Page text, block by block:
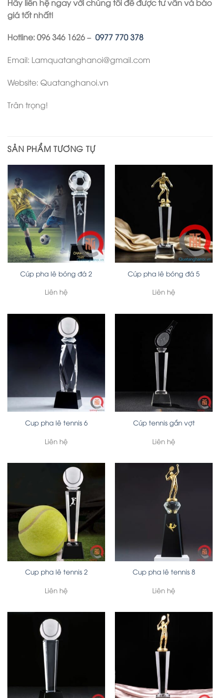
Hãy liên hệ ngay với chúng tôi để được tư vấn và báo
giá tốt nhất!
Hotline: 096 346 1626 – 0977 770 378
Email: Lamquatanghanoi@gmail.com
Website: Quatanghanoi.vn
Trân trọng!
SẢN PHẨM TƯƠNG TỰ
Cúp pha lê bóng đá 2
Liên hệ
Cúp pha lê bóng đá 5
Liên hệ
Cup pha lê tennis 6
Liên hệ
Cúp tennis gắn vợt
Liên hệ
Cup pha lê tennis 2
Liên hệ
Cup pha lê tennis 8
Liên hệ